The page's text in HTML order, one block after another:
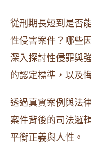
從刑期長短到是否
性侵害案件？哪些
深入探討性侵罪與
的認定標準，以及
透過真實案例與法
案件背後的司法邏
平衡正義與人性。